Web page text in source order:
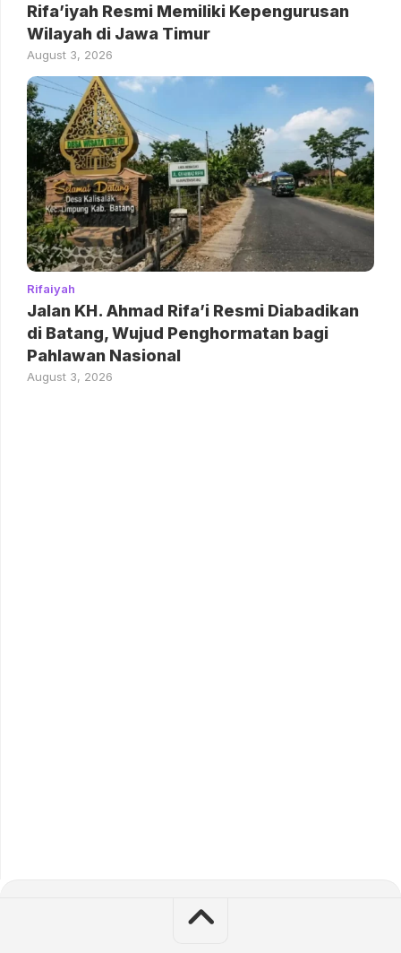
Rifa’iyah Resmi Memiliki Kepengurusan
Wilayah di Jawa Timur
August 3, 2026
Rifaiyah
Jalan KH. Ahmad Rifa’i Resmi Diabadikan
di Batang, Wujud Penghormatan bagi
Pahlawan Nasional
August 3, 2026